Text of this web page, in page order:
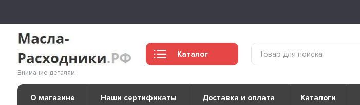
Внимание деталям
Каталог
О магазине Наши сертификаты Доставка и оплата Каталоги